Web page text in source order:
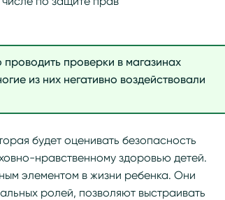
проверки в магазинах
из них негативно воздействовали
будет оценивать безопасность
нравственному здоровью детей.
элементом в жизни ребенка. Они
ролей, позволяют выстраивать